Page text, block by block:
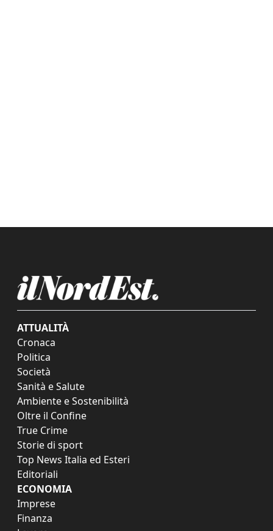
ATTUALITÀ
Cronaca
Politica
Società
Sanità e Salute
Ambiente e Sostenibilità
Oltre il Confine
True Crime
Storie di sport
Top News Italia ed Esteri
Editoriali
ECONOMIA
Imprese
Finanza